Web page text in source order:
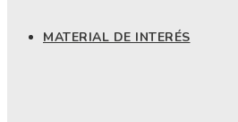
MATERIAL DE INTERÉS